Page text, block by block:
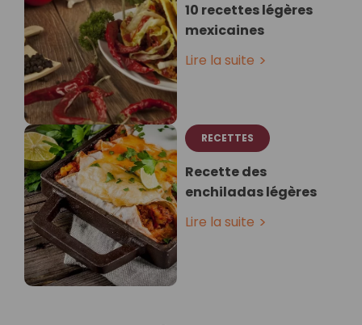
10 recettes légères
mexicaines
Lire la suite
RECETTES
Recette des
enchiladas légères
Lire la suite